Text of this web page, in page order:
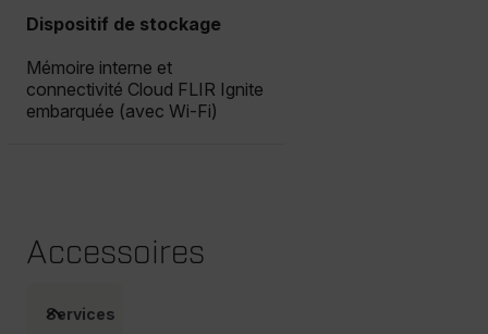
Dispositif de stockage
Mémoire interne et
connectivité Cloud FLIR Ignite
embarquée (avec Wi-Fi)
Accessoires
Services
Les cookies strictement nécessaires habilitent des
connexion des utilisateurs et la gestion des
comptes. Le site Web ne peut pas être utilisé
correctement sans les cookies strictement
nécessaires.